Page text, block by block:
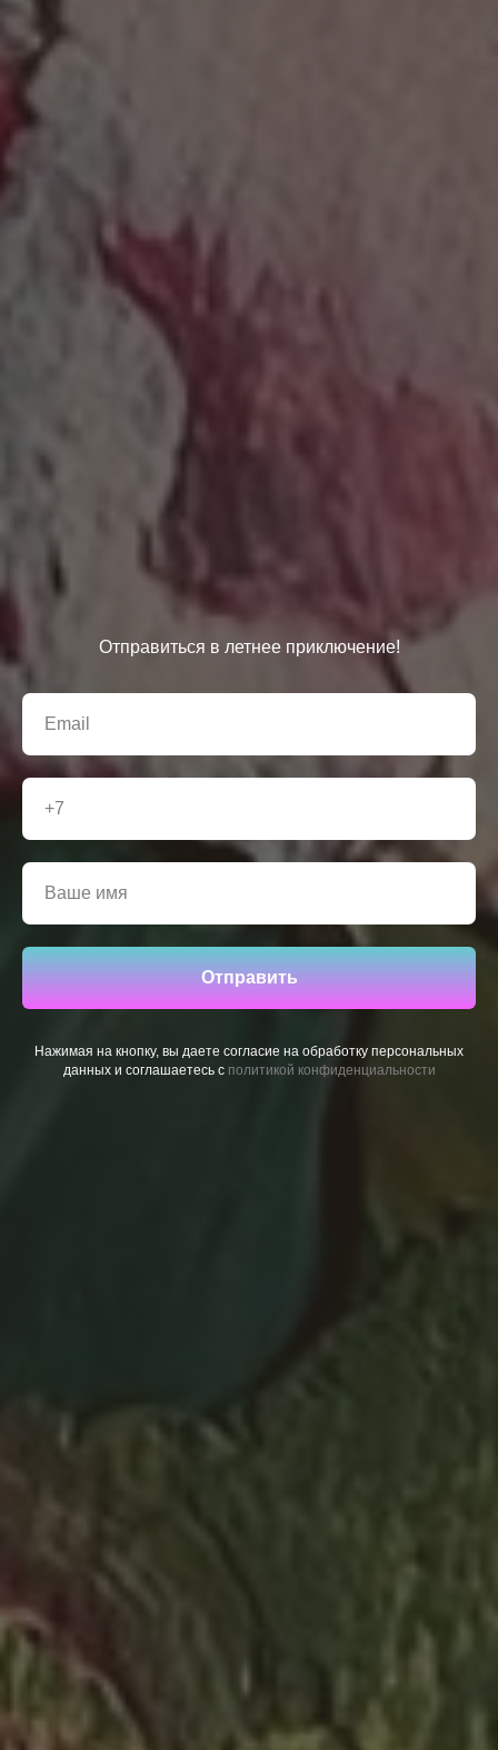
Отправиться в летнее приключение!
Отправить
Нажимая на кнопку, вы даете согласие на обработку персональных
данных и соглашаетесь c политикой конфиденциальности